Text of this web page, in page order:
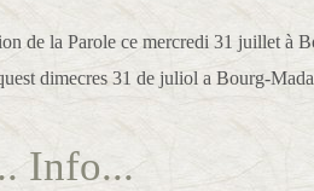
de la Parole ce mercredi 31 juillet à
dimecres 31 de juliol a Bourg-
Info...